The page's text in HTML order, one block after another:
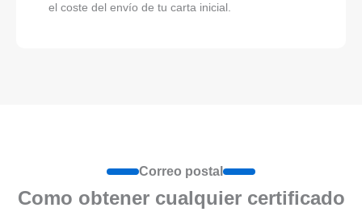
el coste del envío de tu carta inicial.
Correo postal
Como obtener cualquier certificado